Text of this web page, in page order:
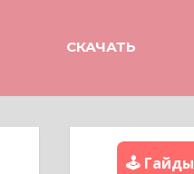
СКАЧАТЬ
🕹️ Гайды